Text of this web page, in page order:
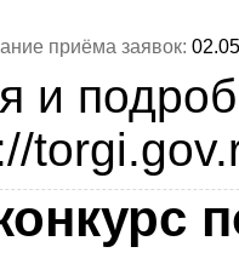
приёма заявок:
и